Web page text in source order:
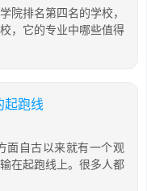
院排名第四名的学校，
，它的专业中哪些值得
起跑线
面自古以来就有一个观
在起跑线上。很多人都